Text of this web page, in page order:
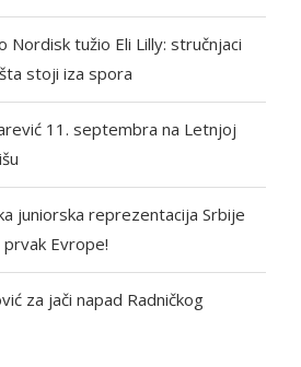
Nordisk tužio Eli Lilly: stručnjaci
stoji iza spora
11. septembra na Letnjoj
juniorska reprezentacija Srbije
Evrope!
za jači napad Radničkog